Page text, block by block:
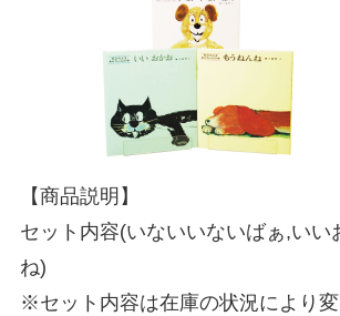
【商品説明】
セット内容(いないいないばぁ,いい
ね)
※セット内容は在庫の状況により